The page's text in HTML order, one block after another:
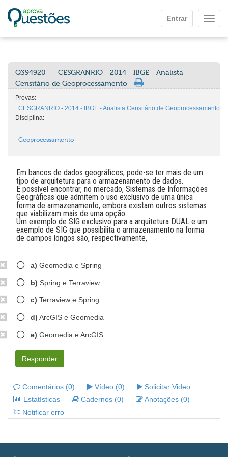
Entrar
Q394920
- CESGRANRIO - 2014 - IBGE - Analista
Censitário de Geoprocessamento
Provas:
CESGRANRIO - 2014 - IBGE - Analista Censitário de Geoprocessamento
Disciplina:
Geoprocessamento
Em bancos de dados geográficos, pode-se ter mais de um
tipo de arquitetura para o armazenamento de dados.
É possível encontrar, no mercado, Sistemas de Informações
Geográficas que admitem o uso exclusivo de uma única
forma de armazenamento, embora existam outros sistemas
que viabilizam mais de uma opção.
Um exemplo de SIG exclusivo para a arquitetura DUAL e um
exemplo de SIG que possibilita o armazenamento na forma
de campos longos são, respectivamente,
a) Geomedia e Spring
b) Spring e Terraview
c) Terraview e Spring
d) ArcGIS e Geomedia
e) Geomedia e ArcGIS
Responder
Comentários (0) Vídeo (0)
Solicitar Video
Estatísticas
Cadernos (0)
Anotações (0)
Notificar erro